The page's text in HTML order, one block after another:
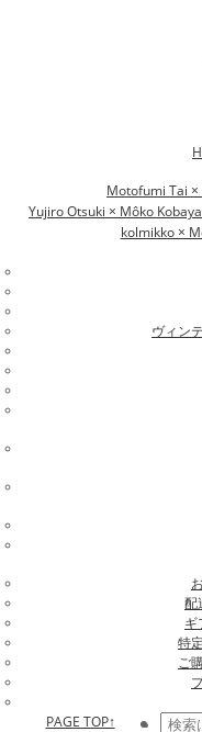
Motofumi Tai
Yujiro Otsuki × Môko
kolmikko ×
ヴィン
配
ギ
特
ご
PAGE TOP↑